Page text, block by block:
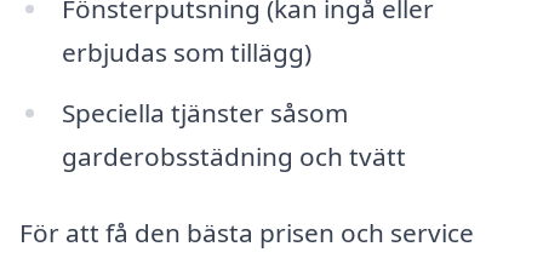
Fönsterputsning (kan ingå eller
erbjudas som tillägg)
Speciella tjänster såsom
garderobsstädning och tvätt
För att få den bästa prisen och service